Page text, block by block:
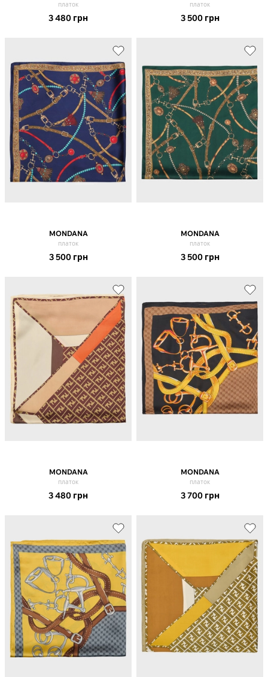
платок
3 480 грн
платок
3 500 грн
MONDANA
платок
3 500 грн
MONDANA
платок
3 500 грн
MONDANA
платок
3 480 грн
MONDANA
платок
3 700 грн